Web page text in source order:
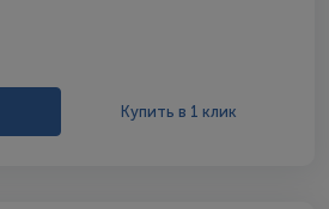
Купить в 1 клик